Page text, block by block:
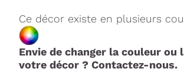
Ce décor existe en plusieurs
Envie de changer la couleur ou
votre décor ? Contactez-nous.